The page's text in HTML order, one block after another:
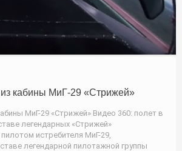
кабины МиГ-29 «Стрижей»
МиГ-29 «Стрижей» Видео 360: полет в
легендарных «Стрижей»
истребителя МиГ-29,
легендарной пилотажной группы